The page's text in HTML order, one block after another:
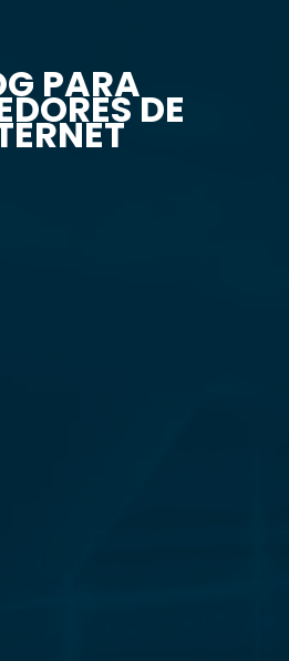
PARA
DE